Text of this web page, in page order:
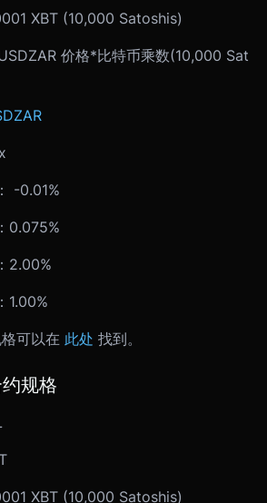
XBT (10,000 Satoshis)
价格*比特币乘数(10,000 Sat
-0.01%
0.075%
2.00%
1.00%
可以在 此处 找到。
规格
XBT (10,000 Satoshis)